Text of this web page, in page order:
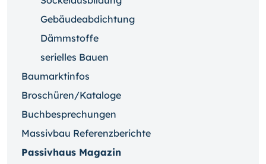
Gebäudeabdichtung
Dämmstoffe
serielles Bauen
Baumarktinfos
Broschüren/Kataloge
Buchbesprechungen
Massivbau Referenzberichte
Passivhaus Magazin